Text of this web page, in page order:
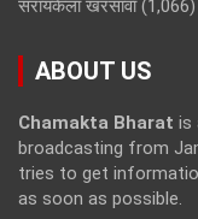
सरायकेला खरसावां(1,066)
ABOUT US
Chamakta Bharat is
broadcasting from
tries to get
as soon as possible.